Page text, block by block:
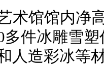
术馆馆内净
多件冰雕雪
人造彩冰等